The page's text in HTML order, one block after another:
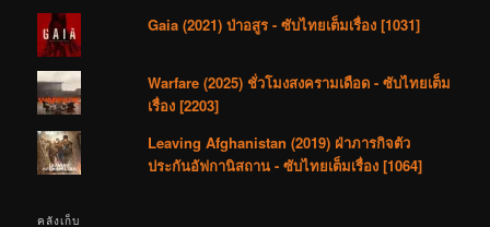
Gaia (2021) ป่าอสูร - ซับไทยเต็มเรื่อง [1031]
Warfare (2025) ชั่วโมงสงครามเดือด - ซับไทยเต็ม
เรื่อง [2203]
Leaving Afghanistan (2019) ฝ่าภารกิจตัว
ประกันอัฟกานิสถาน - ซับไทยเต็มเรื่อง [1064]
คลังเก็บ